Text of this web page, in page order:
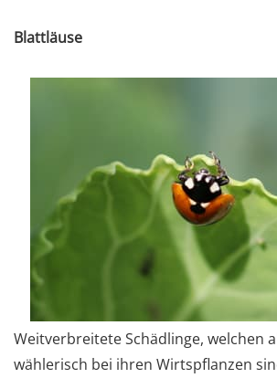
Blattläuse
Weitverbreitete Schädlinge, welchen
wählerisch bei ihren Wirtspflanzen